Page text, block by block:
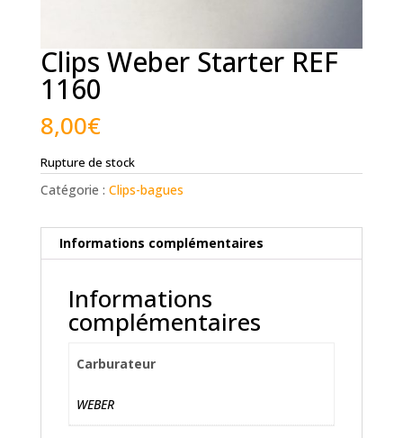
Clips Weber Starter REF
1160
8,00€
Rupture de stock
Catégorie : Clips-bagues
Informations complémentaires
Informations
complémentaires
Carburateur
WEBER